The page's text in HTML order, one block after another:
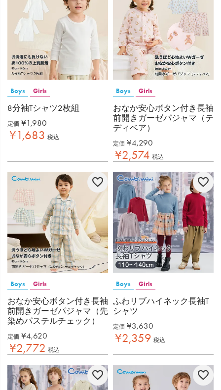
Boys Girls
8分袖Tシャツ2枚組
定価 ¥ 1,980
¥1,683 税込
Boys Girls
おなか安心ボタン付き長袖
前開きガーゼパジャマ（テ
ディベア）
定価 ¥4,290
¥2,574 税込
Boys Girls
おなか安心ボタン付き長袖
前開きガーゼパジャマ（先
染めパステルチェック）
定価 ¥4,620
¥2,772 税込
Boys Girls
ふわリブハイネック長袖T
シャツ
定価 ¥3,630
¥2,359 税込